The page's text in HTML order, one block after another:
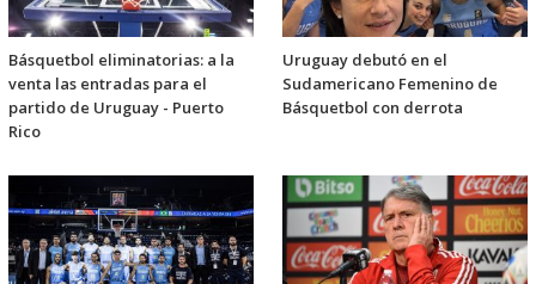
Básquetbol eliminatorias: a la
venta las entradas para el
partido de Uruguay - Puerto
Rico
Uruguay debutó en el
Sudamericano Femenino de
Básquetbol con derrota